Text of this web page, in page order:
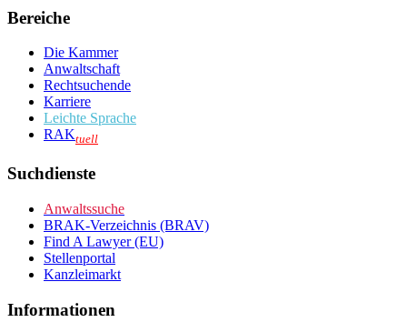
Bereiche
Die Kammer
Anwaltschaft
Rechtsuchende
Karriere
Leichte Sprache
RAKtuell
Suchdienste
Anwaltssuche
BRAK-Verzeichnis (BRAV)
Find A Lawyer (EU)
Stellenportal
Kanzleimarkt
Informationen